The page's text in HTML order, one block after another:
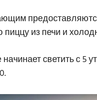
пиццу из печи и
светить с 5